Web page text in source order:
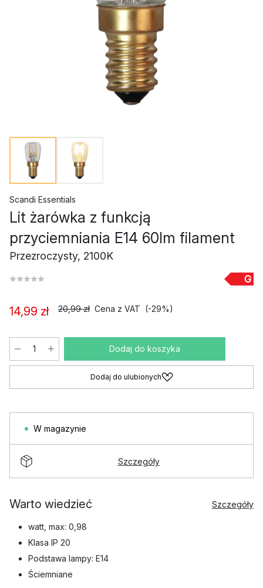
Scandi Essentials
Lit żarówka z funkcją
przyciemniania E14 60lm filament
Przezroczysty, 2100K
G
14,99 zł 20,99 zł Cena z VAT (-29%)
Dodaj do koszyka
Dodaj do ulubionych
W magazynie
Szczegóły
Warto wiedzieć Szczegóły
watt, max: 0,98
Klasa IP 20
Podstawa lampy: E14
Ściemniane